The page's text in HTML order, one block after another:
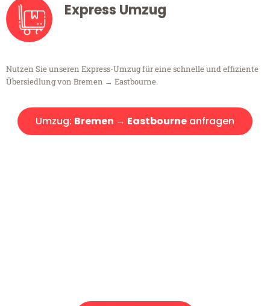
Express Umzug
Nutzen Sie unseren Express-Umzug für eine schnelle und effiziente
Übersiedlung von Bremen → Eastbourne.
Umzug: Bremen → Eastbourne anfragen